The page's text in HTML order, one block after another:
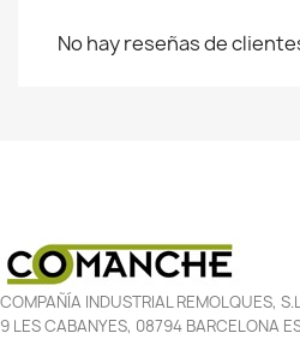
No hay reseñas de
COMPAÑÍA INDUSTRIAL REMOLQUES,
9 LES CABANYES, 08794 BARCELONA